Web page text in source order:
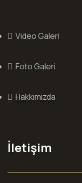
Video Galeri
Foto Galeri
Hakkımızda
İletişim